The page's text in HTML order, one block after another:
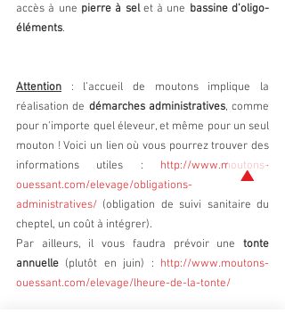
accès à une pierre à sel et à une bassine d’oligo-
éléments.
Attention : l’accueil de moutons implique la
réalisation de démarches administratives, comme
pour n’importe quel éleveur, et même pour un seul
mouton ! Voici un lien où vous pourrez trouver des
informations utiles : http://www.moutons-
ouessant.com/elevage/obligations-
administratives/ (obligation de suivi sanitaire du
cheptel, un coût à intégrer).
Par ailleurs, il vous faudra prévoir une tonte
annuelle (plutôt en juin) : http://www.moutons-
ouessant.com/elevage/lheure-de-la-tonte/